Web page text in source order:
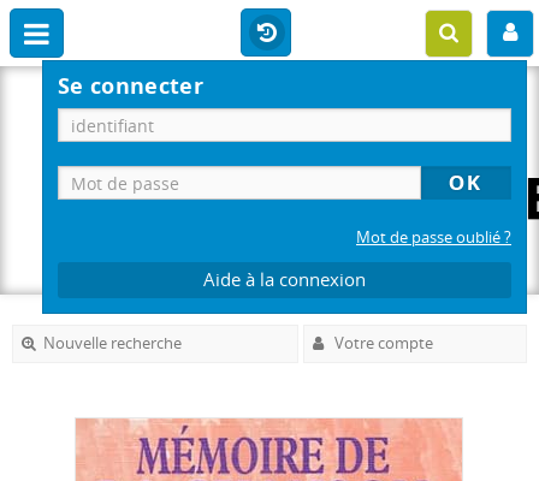
Se connecter
Mot de passe oublié ?
Aide à la connexion
Nouvelle recherche Votre compte